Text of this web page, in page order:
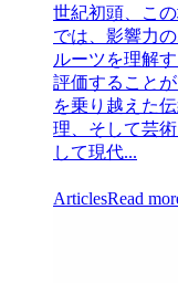
世紀初頭、こ
では、影響力
ルーツを理解
評価すること
を乗り越えた
理、そして芸
して現代...
ArticlesRead